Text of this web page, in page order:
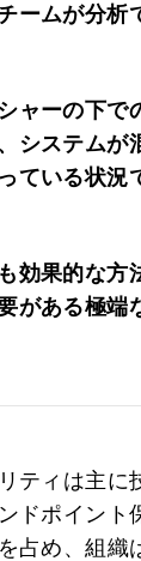
ームが分
ャーの下で
システムが
ている状況
効果的な方
がある極端
ティは主に
ドポイン
占め、組